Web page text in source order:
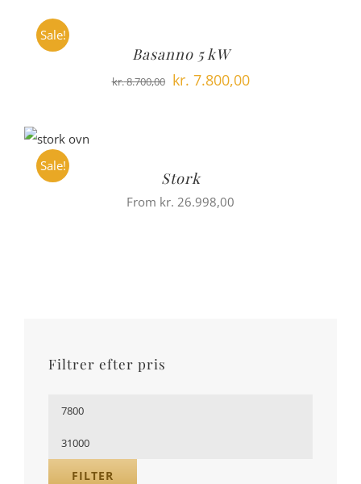
Sale!
Basanno 5 kW
kr.8.700,00 Den
kr. 8.700,00.
kr. 7.800,00Den
Sale!
Stork
From kr. 26.998,00
Filtrer efter pris
Mindste
Højeste
pris
FILTER